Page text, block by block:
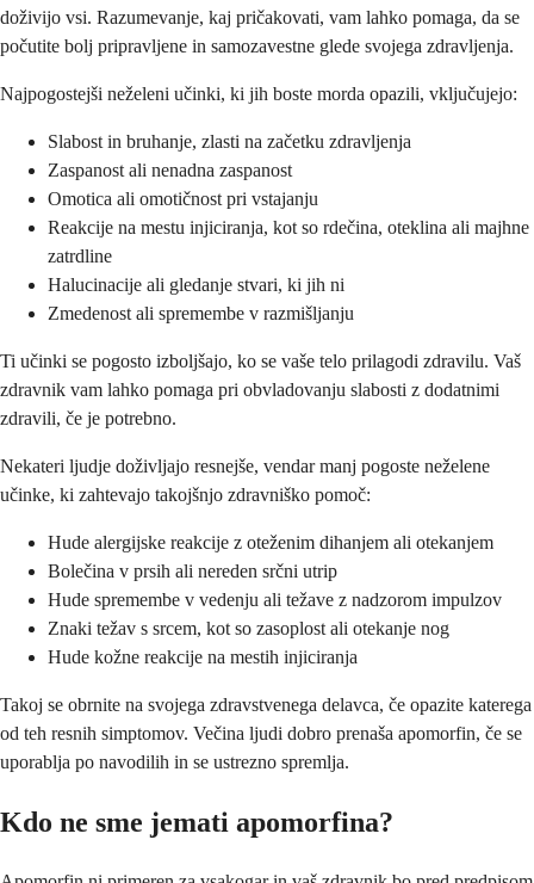
doživijo vsi. Razumevanje, kaj pričakovati, vam lahko pomaga, da se
počutite bolj pripravljene in samozavestne glede svojega zdravljenja.
Najpogostejši neželeni učinki, ki jih boste morda opazili, vključujejo:
Slabost in bruhanje, zlasti na začetku zdravljenja
Zaspanost ali nenadna zaspanost
Omotica ali omotičnost pri vstajanju
Reakcije na mestu injiciranja, kot so rdečina, oteklina ali majhne
zatrdline
Halucinacije ali gledanje stvari, ki jih ni
Zmedenost ali spremembe v razmišljanju
Ti učinki se pogosto izboljšajo, ko se vaše telo prilagodi zdravilu. Vaš
zdravnik vam lahko pomaga pri obvladovanju slabosti z dodatnimi
zdravili, če je potrebno.
Nekateri ljudje doživljajo resnejše, vendar manj pogoste neželene
učinke, ki zahtevajo takojšnjo zdravniško pomoč:
Hude alergijske reakcije z oteženim dihanjem ali otekanjem
Bolečina v prsih ali nereden srčni utrip
Hude spremembe v vedenju ali težave z nadzorom impulzov
Znaki težav s srcem, kot so zasoplost ali otekanje nog
Hude kožne reakcije na mestih injiciranja
Takoj se obrnite na svojega zdravstvenega delavca, če opazite katerega
od teh resnih simptomov. Večina ljudi dobro prenaša apomorfin, če se
uporablja po navodilih in se ustrezno spremlja.
Kdo ne sme jemati apomorfina?